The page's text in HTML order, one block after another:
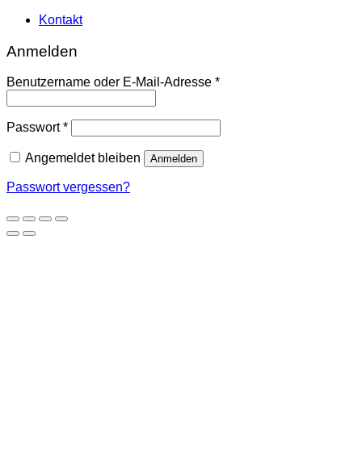
Kontakt
Anmelden
Benutzername oder E-Mail-Adresse *Erforderlich
Passwort*Erforderlich
Angemeldet bleiben Anmelden
Passwort vergessen?